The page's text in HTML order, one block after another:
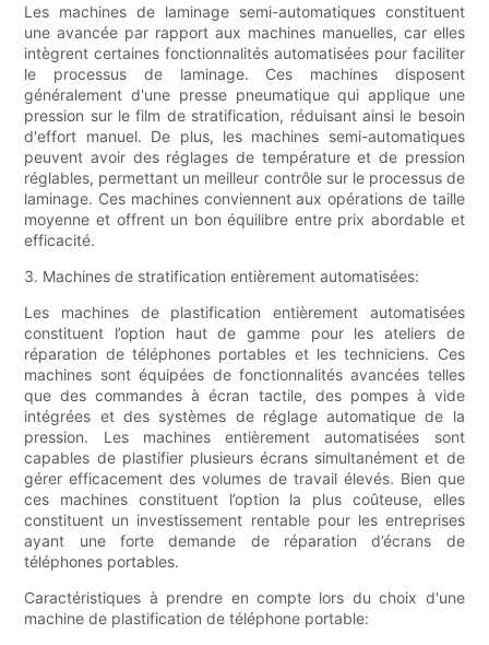
Les machines de laminage semi-automatiques constituent
une avancée par rapport aux machines manuelles, car elles
intègrent certaines fonctionnalités automatisées pour faciliter
le processus de laminage. Ces machines disposent
généralement d'une presse pneumatique qui applique une
pression sur le film de stratification, réduisant ainsi le besoin
d'effort manuel. De plus, les machines semi-automatiques
peuvent avoir des réglages de température et de pression
réglables, permettant un meilleur contrôle sur le processus de
laminage. Ces machines conviennent aux opérations de taille
moyenne et offrent un bon équilibre entre prix abordable et
efficacité.
3. Machines de stratification entièrement automatisées:
Les machines de plastification entièrement automatisées
constituent l’option haut de gamme pour les ateliers de
réparation de téléphones portables et les techniciens. Ces
machines sont équipées de fonctionnalités avancées telles
que des commandes à écran tactile, des pompes à vide
intégrées et des systèmes de réglage automatique de la
pression. Les machines entièrement automatisées sont
capables de plastifier plusieurs écrans simultanément et de
gérer efficacement des volumes de travail élevés. Bien que
ces machines constituent l’option la plus coûteuse, elles
constituent un investissement rentable pour les entreprises
ayant une forte demande de réparation d’écrans de
téléphones portables.
Caractéristiques à prendre en compte lors du choix d'une
machine de plastification de téléphone portable: